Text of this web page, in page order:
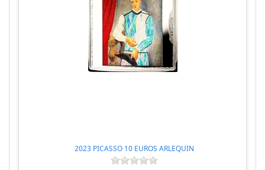
2023 PICASSO 10 EUROS ARLEQUIN